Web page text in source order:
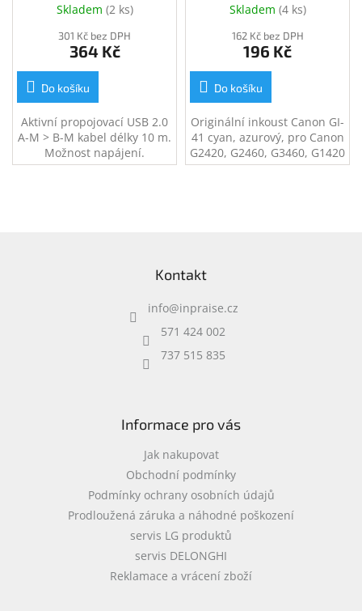
kabel, 10m (ADR-210B)
Skladem (2 ks)
301 Kč bez DPH
364 Kč
Do košíku
Aktivní propojovací USB 2.0
A-M > B-M kabel délky 10 m.
Možnost napájení.
Skladem (4 ks)
162 Kč bez DPH
196 Kč
Do košíku
Originální inkoust Canon GI-
41 cyan, azurový, pro Canon
G2420, G2460, G3460, G1420
Kontakt
info@inpraise.cz
571 424 002
737 515 835
Informace pro vás
Jak nakupovat
Obchodní podmínky
Podmínky ochrany osobních údajů
Prodloužená záruka a náhodné poškození
servis LG produktů
servis DELONGHI
Reklamace a vrácení zboží